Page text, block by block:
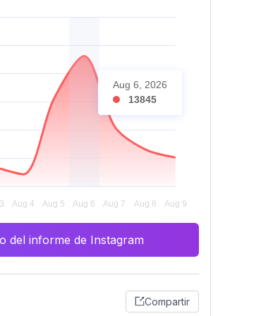
Aug 6, 2026
13845
del informe de Instagram
Compartir